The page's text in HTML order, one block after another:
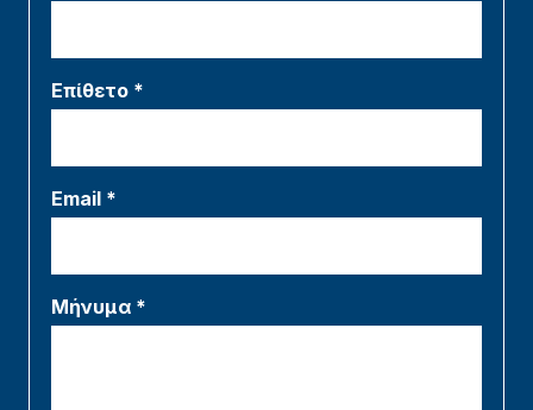
Επίθετο *
Email *
Μήνυμα *